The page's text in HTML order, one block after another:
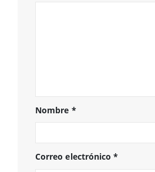
Nombre *
Correo electrónico*